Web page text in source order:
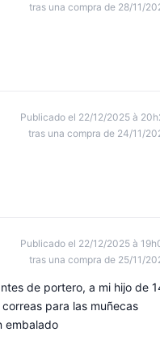
tras una compra de 28/11/
Publicado el 22/12/2025 à
tras una compra de 24/11/
Publicado el 22/12/2025 à
tras una compra de 25/11/
de portero, a mi hijo de
para las muñecas
embalado